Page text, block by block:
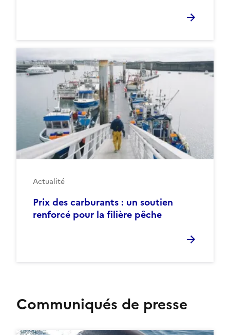
Prix des carburants : un soutien
renforcé pour la filière pêche
Actualité
Communiqués de presse